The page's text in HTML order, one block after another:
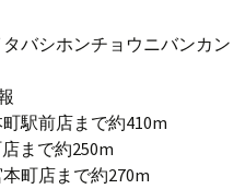
バシホンチョウニバンカン
駅前店まで約410m
まで約250m
町店まで約270m